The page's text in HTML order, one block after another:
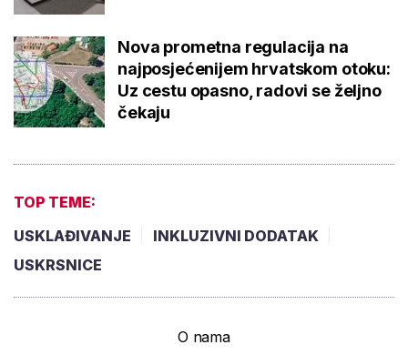
Nova prometna regulacija na
najposjećenijem hrvatskom otoku:
Uz cestu opasno, radovi se željno
čekaju
TOP TEME:
USKLAĐIVANJE
INKLUZIVNI DODATAK
USKRSNICE
O nama